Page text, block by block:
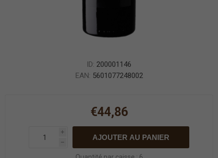
ID: 200001146
EAN: 5601077248002
€44,86
i
h
AJOUTER AU PANIER